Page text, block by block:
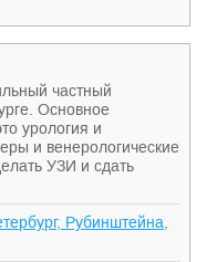
частный
Основное
урология и
и венерологические
УЗИ и сдать
Рубинштейна,